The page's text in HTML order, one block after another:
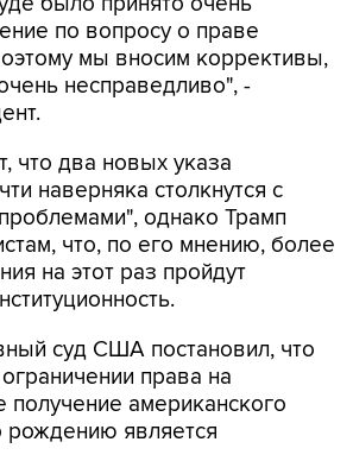
по вопросу о праве
мы вносим коррективы,
несправедливо", -
что два новых указа
наверняка столкнутся с
однако Трамп
что, по его мнению, более
на этот раз пройдут
суд США постановил, что
права на
получение американского
рождению является